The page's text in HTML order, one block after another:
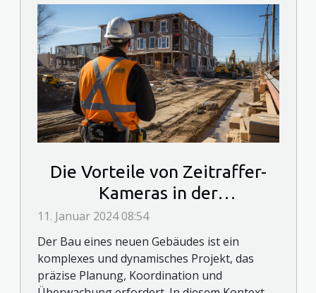
Die Vorteile von Zeitraffer-
Kameras in der
Baufortschrittsdokumentation
11. Januar 2024 08:54
Der Bau eines neuen Gebäudes ist ein
komplexes und dynamisches Projekt, das
präzise Planung, Koordination und